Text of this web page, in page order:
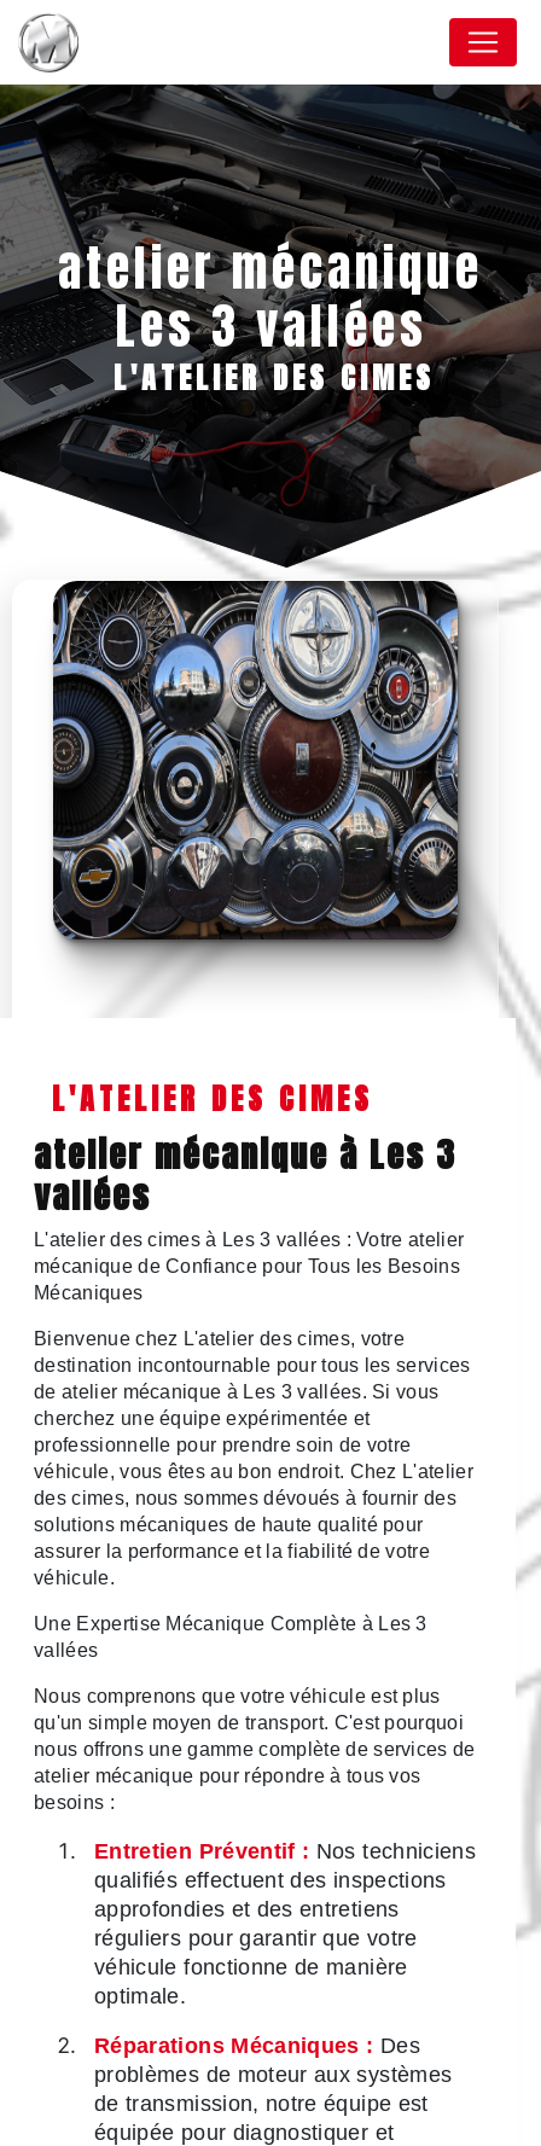
atelier mécanique
Les 3 vallées
L'ATELIER DES CIMES
L'ATELIER DES CIMES
atelier mécanique à Les 3
vallées
L'atelier des cimes à Les 3 vallées : Votre atelier
mécanique de Confiance pour Tous les Besoins
Mécaniques
Bienvenue chez L'atelier des cimes, votre
destination incontournable pour tous les services
de atelier mécanique à Les 3 vallées. Si vous
cherchez une équipe expérimentée et
professionnelle pour prendre soin de votre
véhicule, vous êtes au bon endroit. Chez L'atelier
des cimes, nous sommes dévoués à fournir des
solutions mécaniques de haute qualité pour
assurer la performance et la fiabilité de votre
véhicule.
Une Expertise Mécanique Complète à Les 3
vallées
Nous comprenons que votre véhicule est plus
qu'un simple moyen de transport. C'est pourquoi
nous offrons une gamme complète de services de
atelier mécanique pour répondre à tous vos
besoins :
Entretien Préventif : Nos techniciens
qualifiés effectuent des inspections
approfondies et des entretiens
réguliers pour garantir que votre
véhicule fonctionne de manière
optimale.
Réparations Mécaniques : Des
problèmes de moteur aux systèmes
de transmission, notre équipe est
équipée pour diagnostiquer et
Panneau de gestion des cookies